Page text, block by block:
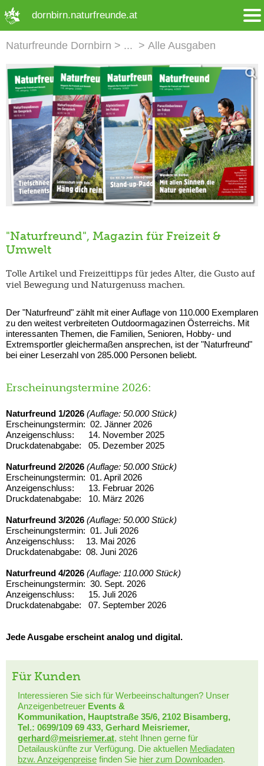
dornbirn.naturfreunde.at
Naturfreunde Dornbirn Alle Ausgaben
"Naturfreund", Magazin für Freizeit &
Umwelt
Tolle Artikel und Freizeittipps für jedes Alter, die Gusto auf
viel Bewegung und Naturgenuss machen.
Der "Naturfreund" zählt mit einer Auflage von 110.000 Exemplaren
zu den weitest verbreiteten Outdoormagazinen Österreichs. Mit
interessanten Themen, die Familien, Senioren, Hobby- und
Extremsportler gleichermaßen ansprechen, ist der "Naturfreund"
bei einer Leserzahl von 285.000 Personen beliebt.
Erscheinungstermine 2026:
Naturfreund 1/2026 (Auflage: 50.000 Stück)
Erscheinungstermin: 02. Jänner 2026
Anzeigenschluss: 14. November 2025
Druckdatenabgabe: 05. Dezember 2025
Naturfreund 2/2026 (Auflage: 50.000 Stück)
Erscheinungstermin: 01. April 2026
Anzeigenschluss: 13. Februar 2026
Druckdatenabgabe: 10. März 2026
Naturfreund 3/2026 (Auflage: 50.000 Stück)
Erscheinungstermin: 01. Juli 2026
Anzeigenschluss: 13. Mai 2026
Druckdatenabgabe: 08. Juni 2026
Naturfreund 4/2026 (Auflage: 110.000 Stück)
Erscheinungstermin: 30. Sept. 2026
Anzeigenschluss: 15. Juli 2026
Druckdatenabgabe: 07. September 2026
Jede Ausgabe erscheint analog und digital.
Für Kunden
Interessieren Sie sich für Werbeeinschaltungen? Unser
Anzeigenbetreuer Events &
Kommunikation, Hauptstraße 35/6, 2102 Bisamberg,
Tel.: 0699/109 69 433, Gerhard Meisriemer,
gerhard@meisriemer.at, steht Ihnen gerne für
Detailauskünfte zur Verfügung. Die aktuellen Mediadaten
bzw. Anzeigenpreise finden Sie hier zum Downloaden.